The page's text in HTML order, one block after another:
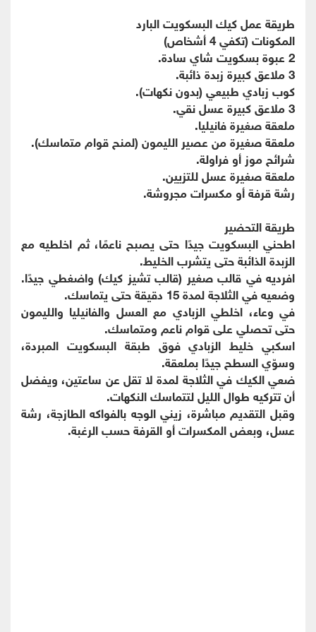
طريقة عمل كيك البسكويت البارد
المكونات (تكفي 4 أشخاص)
2 عبوة بسكويت شاي سادة.
3 ملاعق كبيرة زبدة ذائبة.
كوب زبادي طبيعي (بدون نكهات).
3 ملاعق كبيرة عسل نقي.
ملعقة صغيرة فانيليا.
ملعقة صغيرة من عصير الليمون (لمنح قوام متماسك).
شرائح موز أو فراولة.
ملعقة صغيرة عسل للتزيين.
رشة قرفة أو مكسرات مجروشة.
طريقة التحضير
اطحني البسكويت جيدًا حتى يصبح ناعمًا، ثم اخلطيه مع
الزبدة الذائبة حتى يتشرب الخليط.
افرديه في قالب صغير (قالب تشيز كيك) واضغطي جيدًا.
وضعيه في الثلاجة لمدة 15 دقيقة حتى يتماسك.
في وعاء، اخلطي الزبادي مع العسل والفانيليا والليمون
حتى تحصلي على قوام ناعم ومتماسك.
اسكبي خليط الزبادي فوق طبقة البسكويت المبردة،
وسوّي السطح جيدًا بملعقة.
ضعي الكيك في الثلاجة لمدة لا تقل عن ساعتين، ويفضل
أن تتركيه طوال الليل لتتماسك النكهات.
وقبل التقديم مباشرة، زيني الوجه بالفواكه الطازجة، رشة
عسل، وبعض المكسرات أو القرفة حسب الرغبة.